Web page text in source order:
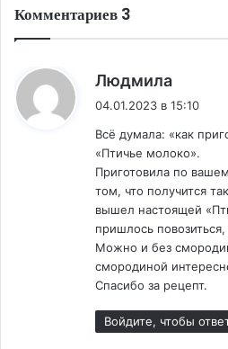
«нитка» с сиропом не
температуре, пока оно
Затем растереть его до
добавить сгущёнку
тщательно вымешать.
Яичные белки взбить
взбивать, ввести
постоять 5 минут.
Масло добавить в
всё перемешать
В форму или внутри
залить равномерно
Комментариев 3
Людмила
04.01.2023 в 15:10
Всё думала: «как
«Птичье молоко».
Приготовила по
том, что получится
вышел настоящей
пришлось повозиться,
Можно и без
смородиной
Спасибо за рецепт.
Войдите, чтобы